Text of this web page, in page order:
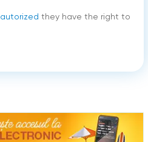
autorized they have the right to